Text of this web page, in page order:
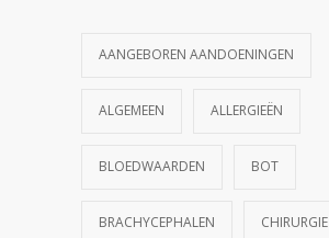
AANGEBOREN AANDOENINGEN
ALGEMEEN ALLERGIEËN
BLOEDWAARDEN BOT
BRACHYCEPHALEN CHIRURGIE